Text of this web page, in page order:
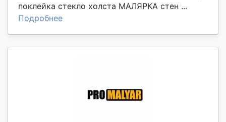
поклейка стекло холста МАЛЯРКА стен ...
Подробнее